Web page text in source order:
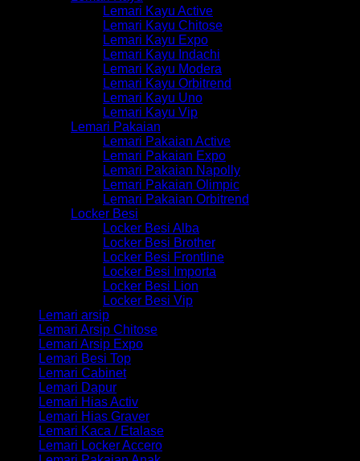
Lemari Kayu Active
Lemari Kayu Chitose
Lemari Kayu Expo
Lemari Kayu Indachi
Lemari Kayu Modera
Lemari Kayu Orbitrend
Lemari Kayu Uno
Lemari Kayu Vip
Lemari Pakaian
Lemari Pakaian Active
Lemari Pakaian Expo
Lemari Pakaian Napolly
Lemari Pakaian Olimpic
Lemari Pakaian Orbitrend
Locker Besi
Locker Besi Alba
Locker Besi Brother
Locker Besi Frontline
Locker Besi Importa
Locker Besi Lion
Locker Besi Vip
Lemari arsip
Lemari Arsip Chitose
Lemari Arsip Expo
Lemari Besi Top
Lemari Cabinet
Lemari Dapur
Lemari Hias Activ
Lemari Hias Graver
Lemari Kaca / Etalase
Lemari Locker Accero